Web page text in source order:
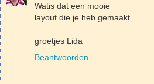
Watis dat een mooie
layout die je heb gemaakt
groetjes Lida
Beantwoorden